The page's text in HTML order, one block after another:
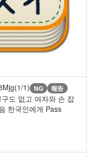
1) NG 報告
도 없고 여자와 손 잡
한국인에게 Pass